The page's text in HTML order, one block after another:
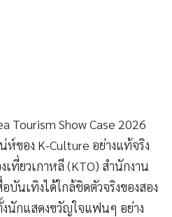
Tourism Show Case 2026
ห์ของ K-Culture อย่างแท้จริง
เที่ยวเกาหลี (KTO) สำนักงาน
นเทิงได้ใกล้ชิดตัวจริงของสอง
นักแสดงขวัญใจแฟนๆ อย่าง